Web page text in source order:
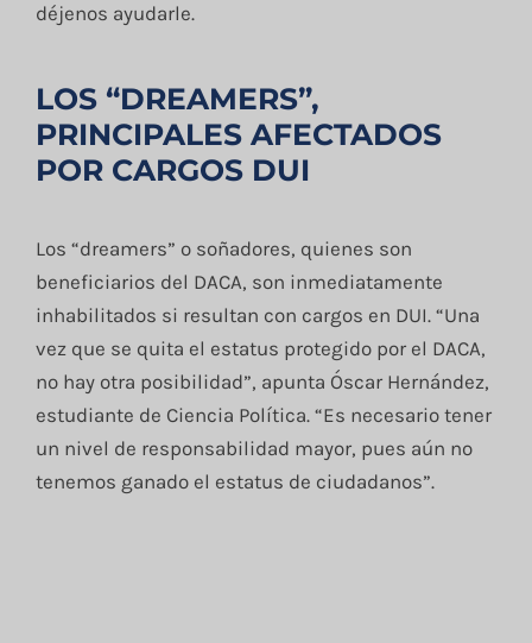
déjenos ayudarle.
LOS “DREAMERS”,
PRINCIPALES AFECTADOS
POR CARGOS DUI
Los “dreamers” o soñadores, quienes son
beneficiarios del DACA, son inmediatamente
inhabilitados si resultan con cargos en DUI. “Una
vez que se quita el estatus protegido por el DACA,
no hay otra posibilidad”, apunta Óscar Hernández,
estudiante de Ciencia Política. “Es necesario tener
un nivel de responsabilidad mayor, pues aún no
tenemos ganado el estatus de ciudadanos”.